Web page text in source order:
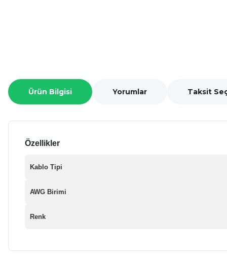
Ürün Bilgisi Yorumlar Taksit
Özellikler
Kablo Tipi
AWG Birimi
Renk